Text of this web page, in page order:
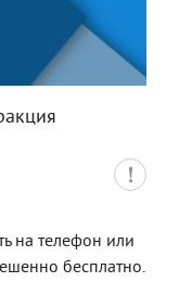
на телефон или
бесплатно.